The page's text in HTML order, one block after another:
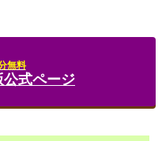
無料
式ページ